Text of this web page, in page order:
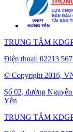
TRUNG TÂM
Điện thoại: 02213
© Copyright 2016,
Số 02, đường
Yên
TRUNG TÂM